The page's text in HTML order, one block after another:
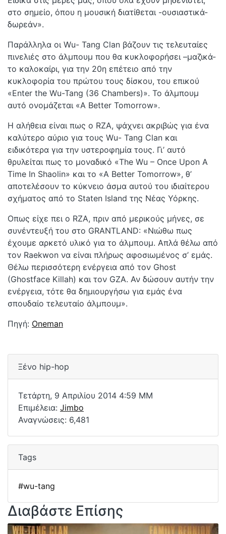
στο σημείο, όπου η μουσική διατίθεται -ουσιαστικά-
δωρεάν».
Παράλληλα οι Wu- Tang Clan βάζουν τις τελευταίες
πινελιές στο άλμπουμ που θα κυκλοφορήσει –μαζικά-
το καλοκαίρι, για την 20η επέτειο από την
κυκλοφορία του πρώτου τους δίσκου, του επικού
«Enter the Wu-Tang (36 Chambers)». Το άλμπουμ
αυτό ονομάζεται «A Better Tomorrow».
H αλήθεια είναι πως ο RZA, ψάχνει ακριβώς για ένα
καλύτερο αύριο για τους Wu- Tang Clan και
ειδικότερα για την υστεροφημία τους. Γι’ αυτό
θρυλείται πως το μοναδικό «The Wu – Once Upon A
Time In Shaolin» και το «A Better Tomorrow», θ’
αποτελέσουν το κύκνειο άσμα αυτού του ιδιαίτερου
σχήματος από το Staten Island της Νέας Υόρκης.
Οπως είχε πει ο RZA, πριν από μερικούς μήνες, σε
συνέντευξή του στο GRANTLAND: «Νιώθω πως
έχουμε αρκετό υλικό για το άλμπουμ. Απλά θέλω από
τον Raekwon να είναι πλήρως αφοσιωμένος σ’ εμάς.
Θέλω περισσότερη ενέργεια από τον Ghost
(Ghostface Killah) και τον GZA. Αν δώσουν αυτήν την
ενέργεια, τότε θα δημιουργήσω για εμάς ένα
σπουδαίο τελευταίο άλμπουμ».
Πηγή: Oneman
Ξένο hip-hop
Τετάρτη, 9 Απριλίου 2014 4:59 ΜΜ
Επιμέλεια: Jimbo
Αναγνώσεις: 6,481
Tags
#wu-tang
Διαβάστε Επίσης